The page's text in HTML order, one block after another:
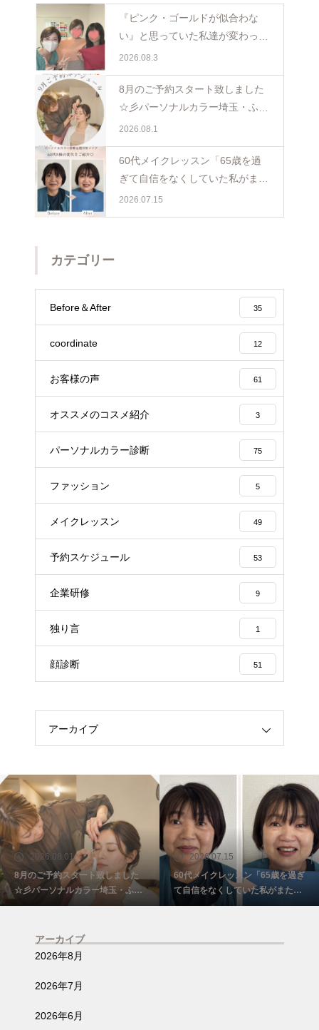
『ピンク・ゴールドが似合わな
い』と思っていた私達が変わった
日。親子で体験パーソナルカラー
2026.08.3
8月のご予約スタート致しました
☆彡パーソナルカラー埼玉・ふじ
み野
2026.08.1
60代メイクレッスン「65歳を過
ぎて自信をなくしていた私がまた
少し前を向けました☺️埼玉・ふじ
み野
2026.07.15
カテゴリー
Before＆After 35
coordinate 12
お客様の声 61
オススメのコスメ紹介 3
パーソナルカラー診断 75
ファッション 5
メイクレッスン 49
予約スケジュール 53
企業研修 9
独り言 1
顔診断 51
アーカイブ
2026.08.01
8月のご予約スタート致しました
☆彡パーソナルカラー埼玉・ふじ
み野
2026.07.15
60代メイクレッスン「65歳を過ぎ
て自信をなくしていた私がまた少
し前を向けました☺️埼玉・ふじみ
アーカイブ
2026年8月
2026年7月
2026年6月